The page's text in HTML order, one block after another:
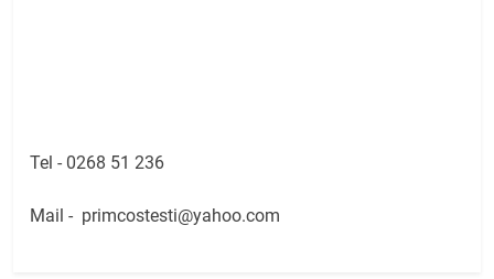
Tel - 0268 51 236
Mail - primcostesti@yahoo.com